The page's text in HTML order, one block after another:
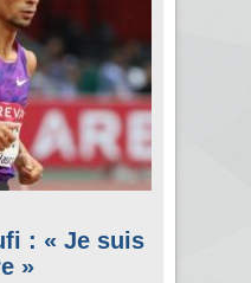
: « Je suis
»